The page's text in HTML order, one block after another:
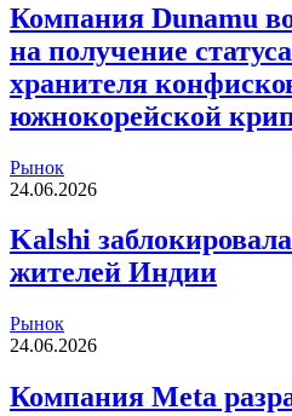
Компания Dunamu
на получение
хранителя
южнокорейской
Рынок
24.06.2026
Kalshi
жителей Индии
Рынок
24.06.2026
Компания Meta